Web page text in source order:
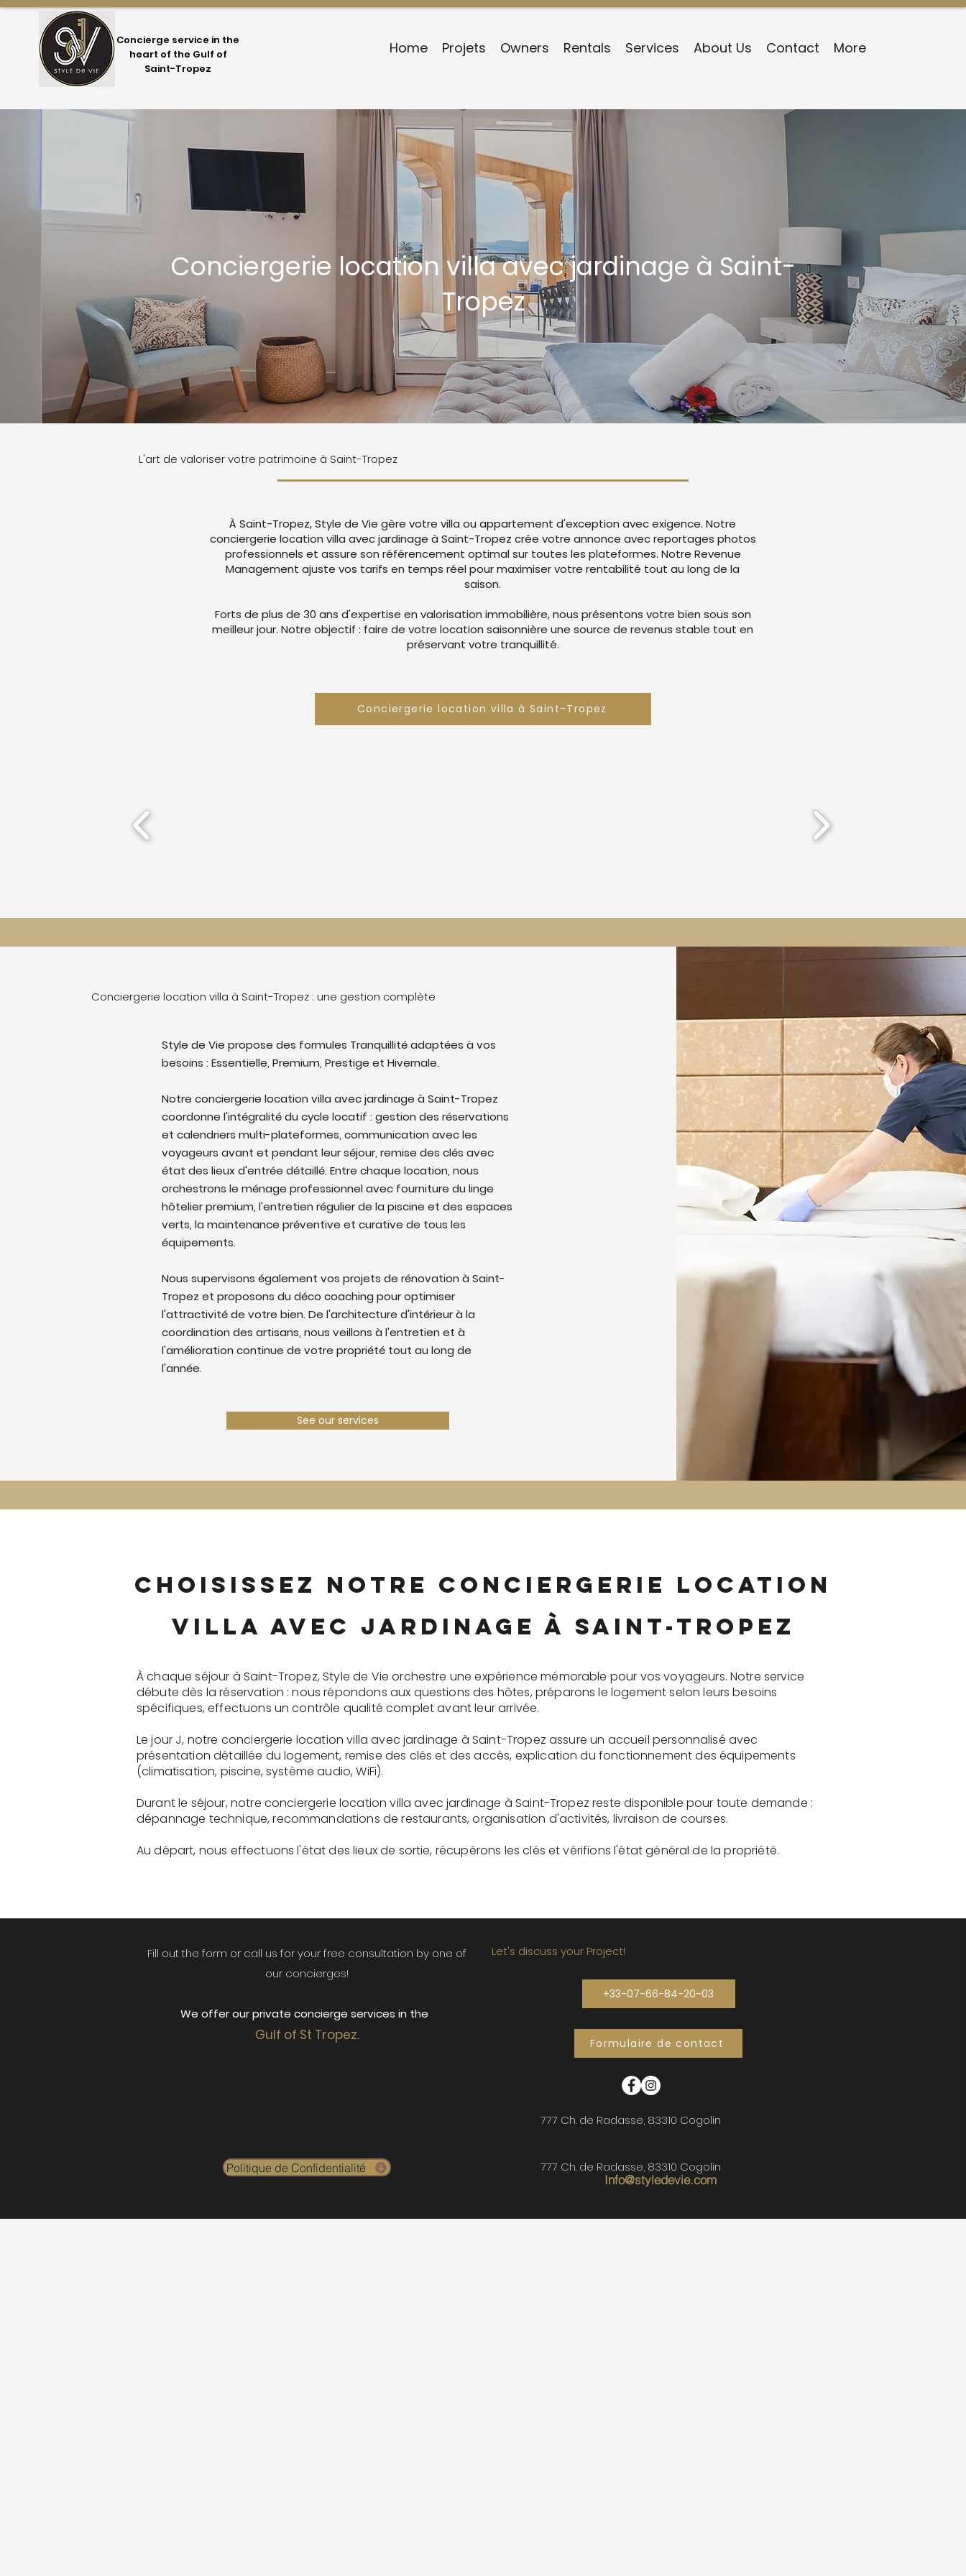
Concierge service in the
heart of the Gulf of
Saint-Tropez
Home Projets Owners Rentals Services About Us Contact More
Conciergerie location villa avec jardinage à Saint-
Tropez
L'art de valoriser votre patrimoine à Saint-Tropez
À Saint-Tropez, Style de Vie gère votre villa ou appartement d'exception avec exigence. Notre
conciergerie location villa avec jardinage à Saint-Tropez crée votre annonce avec reportages photos
professionnels et assure son référencement optimal sur toutes les plateformes. Notre Revenue
Management ajuste vos tarifs en temps réel pour maximiser votre rentabilité tout au long de la
saison.
Forts de plus de 30 ans d'expertise en valorisation immobilière, nous présentons votre bien sous son
meilleur jour. Notre objectif : faire de votre location saisonnière une source de revenus stable tout en
préservant votre tranquillité.
Conciergerie location villa à Saint-Tropez
Conciergerie location villa à Saint-Tropez : une gestion complète
Style de Vie propose des formules Tranquillité adaptées à vos
besoins : Essentielle, Premium, Prestige et Hivernale.
Notre conciergerie location villa avec jardinage à Saint-Tropez
coordonne l'intégralité du cycle locatif : gestion des réservations
et calendriers multi-plateformes, communication avec les
voyageurs avant et pendant leur séjour, remise des clés avec
état des lieux d'entrée détaillé. Entre chaque location, nous
orchestrons le ménage professionnel avec fourniture du linge
hôtelier premium, l'entretien régulier de la piscine et des espaces
verts, la maintenance préventive et curative de tous les
équipements.
Nous supervisons également vos projets de rénovation à Saint-
Tropez et proposons du déco coaching pour optimiser
l'attractivité de votre bien. De l'architecture d'intérieur à la
coordination des artisans, nous veillons à l'entretien et à
l'amélioration continue de votre propriété tout au long de
l'année.
See our services
Choisissez notre conciergerie location
villa avec jardinage à Saint-Tropez
À chaque séjour à Saint-Tropez, Style de Vie orchestre une expérience mémorable pour vos voyageurs. Notre service
débute dès la réservation : nous répondons aux questions des hôtes, préparons le logement selon leurs besoins
spécifiques, effectuons un contrôle qualité complet avant leur arrivée.
Le jour J, notre conciergerie location villa avec jardinage à Saint-Tropez assure un accueil personnalisé avec
présentation détaillée du logement, remise des clés et des accès, explication du fonctionnement des équipements
(climatisation, piscine, système audio, WiFi).
Durant le séjour, notre conciergerie location villa avec jardinage à Saint-Tropez reste disponible pour toute demande :
dépannage technique, recommandations de restaurants, organisation d'activités, livraison de courses.
Au départ, nous effectuons l'état des lieux de sortie, récupérons les clés et vérifions l'état général de la propriété.
Fill out the form or call us for your free consultation by one of
our concierges!
We offer our private concierge services in the
Gulf of St Tropez.
Politique de Confidentialité
Let's discuss your Project!
+33-07-66-84-20-03
Formulaire de contact
777 Ch. de Radasse, 83310 Cogolin
Info@styledevie.com
777 Ch. de Radasse, 83310 Cogolin